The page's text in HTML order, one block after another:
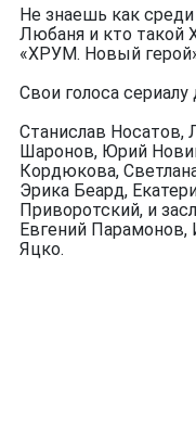
Не знаешь как
Любаня и кто такой
«ХРУМ. Новый
Свои голоса сериалу
Станислав Носатов,
Шаронов, Юрий
Кордюкова,
Эрика Беард,
Приворотский, и
Евгений Парамонов,
Яцко.